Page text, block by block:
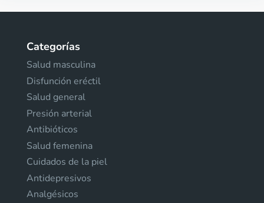
Categorías
Salud masculina
Disfunción eréctil
Salud general
Presión arterial
Antibióticos
Salud femenina
Cuidados de la piel
Antidepresivos
Analgésicos